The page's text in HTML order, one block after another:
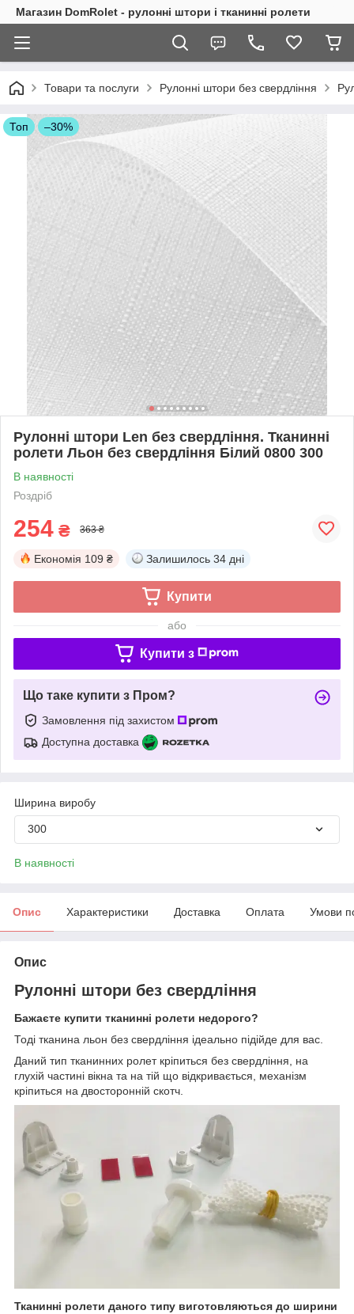
Магазин DomRolet - рулонні штори і тканинні ролети
Товари та послуги Рулонні штори без свердління
Топ –30%
Рулонні штори Len без свердління. Тканинні
ролети Льон без свердління Білий 0800 300
В наявності
Роздріб
254 ₴ 363 ₴
Економія 109 ₴ Залишилось 34 дні
Купити
або
Купити з
Що таке купити з Пром?
Замовлення під захистом
Доступна доставка
Ширина виробу
300
В наявності
Опис Характеристики Доставка Оплата Умови
Опис
Рулонні штори без свердління
Бажаєте купити тканинні ролети недорого?
Тоді тканина льон без свердління ідеально підійде для вас.
Даний тип тканинних ролет кріпиться без свердління, на
глухій частині вікна та на тій що відкривається, механізм
кріпиться на двосторонній скотч.
Тканинні ролети даного типу виготовляються до ширини